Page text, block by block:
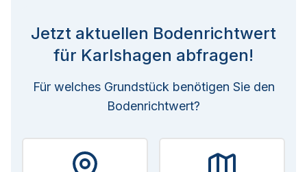
Jetzt aktuellen Bodenrichtwert
für Karlshagen abfragen!
Für welches Grundstück benötigen Sie den
Bodenrichtwert?